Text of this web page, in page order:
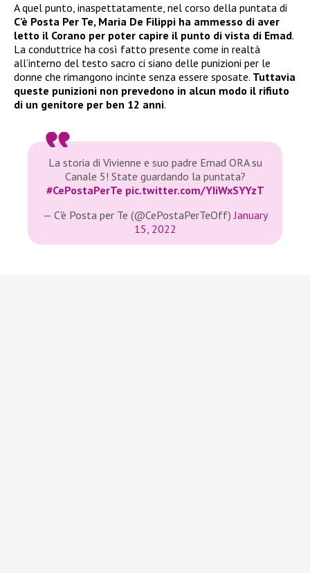
A quel punto, inaspettatamente, nel corso della puntata di
C’è Posta Per Te, Maria De Filippi ha ammesso di aver
letto il Corano per poter capire il punto di vista di Emad.
La conduttrice ha così fatto presente come in realtà
all’interno del testo sacro ci siano delle punizioni per le
donne che rimangono incinte senza essere sposate. Tuttavia
queste punizioni non prevedono in alcun modo il rifiuto
di un genitore per ben 12 anni.
La storia di Vivienne e suo padre Emad ORA su
Canale 5! State guardando la puntata?
#CePostaPerTe pic.twitter.com/YIiWxSYYzT
— C'è Posta per Te (@CePostaPerTeOff)January
15, 2022